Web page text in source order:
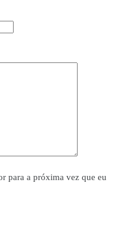
para a próxima vez que eu